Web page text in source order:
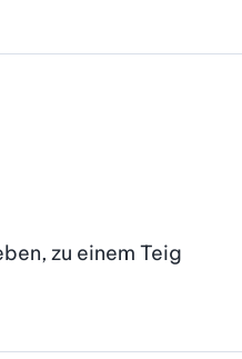
zu einem Teig